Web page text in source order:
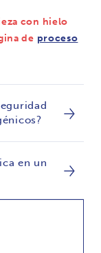
con hielo
de proceso
en un